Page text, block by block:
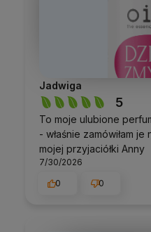
Jadwiga
5
To moje ulubione
- właśnie zamówiłam
mojej przyjaciółki Anny
7/30/2026
0
0